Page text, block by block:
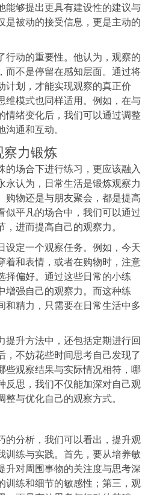
能够提出更具有建设性的建议与
是被动的接受信息，更是主动的
行动的重要性。他认为，观察的
而不是停留在感知层面。通过将
计划，才能实现观察的真正价
维模式也同样适用。例如，在与
情绪变化后，我们可以通过调整
通和互动。
力锻炼
的场合下进行练习，更应该融入
永认为，日常生活是锻炼观察力
购物还是与朋友聚会，都是提高
似平凡的场合中，我们可以通过
进而提高自己的观察力。
设定一个观察任务。例如，今天
着和表情，或者在购物时，注意
择偏好。通过这些日常的小练
增强自己的观察力。而这种练
和精力，只需要在日常生活中多
提升方法中，还包括定期进行回
，不妨花些时间思考自己发现了
些观察结果与实际情况相符，哪
反思，我们不仅能加深对自己观
与优化自己的观察方式。
的分析，我们可以看出，提升观
训练与实践。首先，要从培养敏
升对周围事物的关注度与思考深
训练和细节的敏感性；第三，观